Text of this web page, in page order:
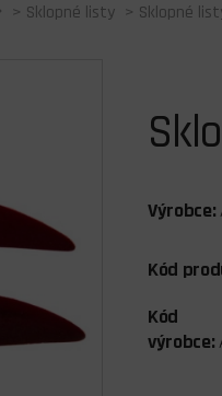
> Sklopné listy > Sklopné
Výrobce:
Kód
Kód
výrobce: